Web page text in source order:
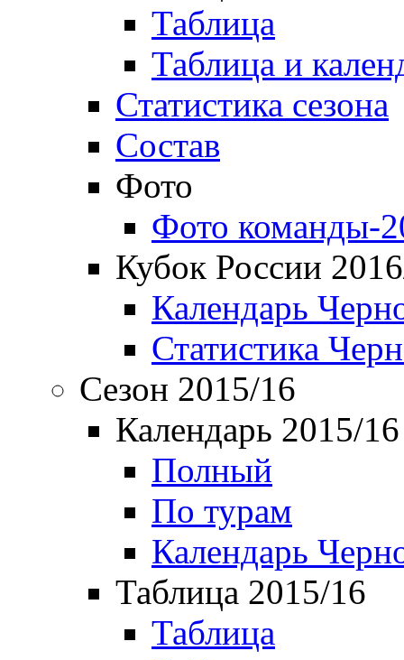
Таблица
Таблица и
Статистика сезона
Состав
Фото
Фото команды-
Кубок России
Календарь
Статистика
Сезон 2015/16
Календарь 2015/16
Полный
По турам
Календарь
Таблица 2015/16
Таблица